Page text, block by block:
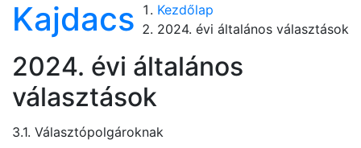
Kajdacs
Kezdőlap
2024. évi általános választások
2024. évi általános
választások
3.1. Választópolgároknak